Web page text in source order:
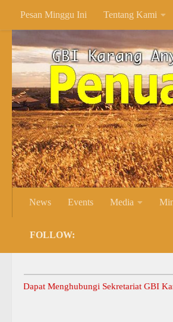
Skip to content
Pesan Minggu Ini Tentang Kami
News Events Media
FOLLOW:
Menghubungi Sekretariat GBI Karang